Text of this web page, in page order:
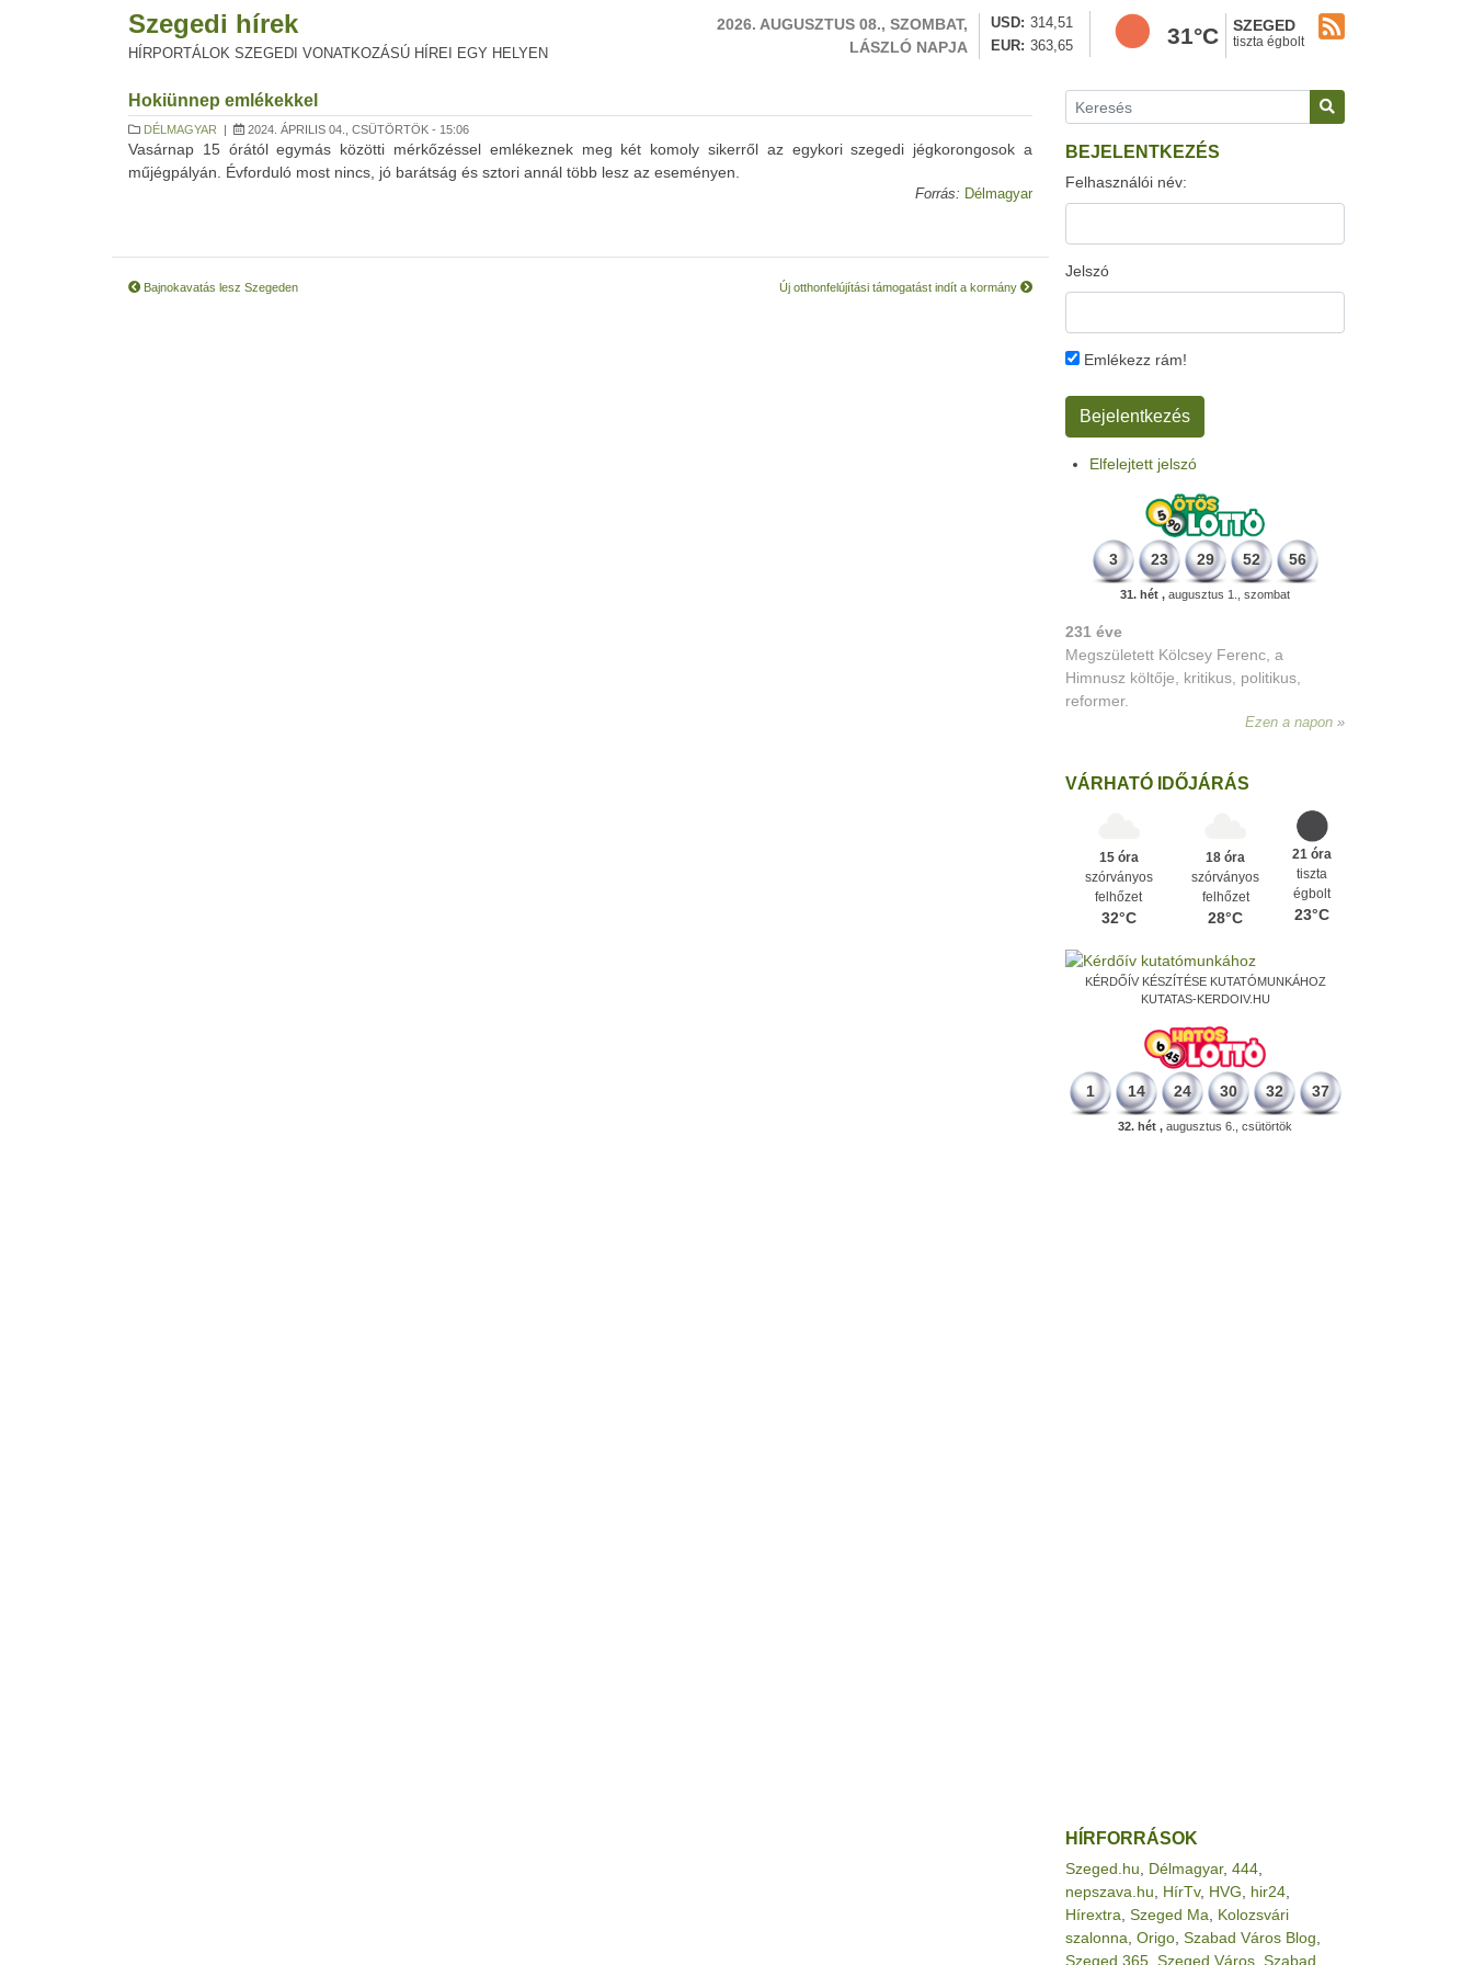
Szegedi hírek
HÍRPORTÁLOK SZEGEDI VONATKOZÁSÚ HÍREI EGY HELYEN
2026. AUGUSZTUS 08., SZOMBAT,
LÁSZLÓ NAPJA
USD
314,51
EUR
363,65 31°C SZEGED
tiszta égbolt
Hokiünnep emlékekkel
DÉLMAGYAR | 2024. ÁPRILIS 04., CSÜTÖRTÖK - 15:06
Vasárnap 15 órától egymás közötti mérkőzéssel emlékeznek meg két komoly sikerről az egykori szegedi jégkorongosok a
műjégpályán. Évforduló most nincs, jó barátság és sztori annál több lesz az eseményen.
Forrás: Délmagyar
Bajnokavatás lesz Szegeden Új otthonfelújítási támogatást indít a kormány
BEJELENTKEZÉS
Felhasználói név:
Jelszó
Emlékezz rám!
Elfelejtett jelszó
3 23 29 52 56
31. hét , augusztus 1., szombat
331 éve
Megszületett Mikes Kelemen
memoáríró, műfordító, a XVIII. századi
magyar prózairodalom legnagyobb
VÁRHATÓ IDŐJÁRÁS
15 óra
szórványos
felhőzet
32°C
18 óra
szórványos
felhőzet
28°C
21 óra
tiszta
égbolt
23°C
KÉRDŐÍV KÉSZÍTÉSE KUTATÓMUNKÁHOZ
KUTATAS-KERDOIV.HU
1 14 24 30 32 37
32. hét , augusztus 6., csütörtök
HÍRFORRÁSOK
Szeged.hu Délmagyar, 444
nepszava.hu
HírTv, HVG hir24
Hírextra Szeged Ma
Kolozsvári
szalonna Origo Szabad Város Blog
Szeged 365 Szeged Város Szabad